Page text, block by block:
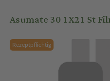
Asumate 30 1X21 St
Rezeptpflichtig